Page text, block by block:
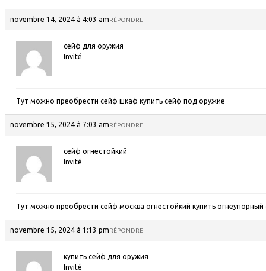
novembre 14, 2024 à 4:03 amRÉPONDRE
сейф для оружия
Invité
Тут можно преобрести сейф шкаф купить сейф под оружие
novembre 15, 2024 à 7:03 amRÉPONDRE
сейф огнестойкий
Invité
Тут можно преобрести сейф москва огнестойкий купить огнеупорный
novembre 15, 2024 à 1:13 pmRÉPONDRE
купить сейф для оружия
Invité